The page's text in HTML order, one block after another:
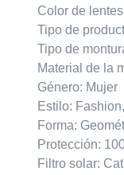
Color de
Tipo de
Tipo de
Material de la
Género: Mujer
Estilo:
Forma:
Protección:
Filtro solar: